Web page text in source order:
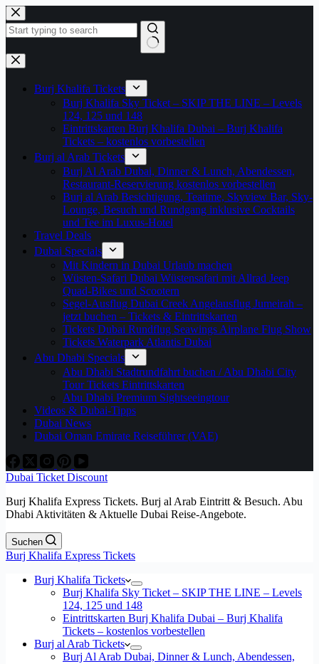
Zum
Inhalt
springen
Keine
Ergebnisse
Burj Khalifa Tickets
Burj Khalifa Sky Ticket – SKIP THE LINE – Levels
124, 125 und 148
Eintrittskarten Burj Khalifa Dubai – Burj Khalifa
Tickets – kostenlos vorbestellen
Burj al Arab Tickets
Burj Al Arab Dubai, Dinner & Lunch, Abendessen,
Restaurant-Reservierung kostenlos vorbestellen
Burj al Arab Besichtigung, Teatime, Skyview Bar, Sky-
Lounge, Besuch und Rundgang inklusive Cocktails
und Tee im Luxus-Hotel
Travel Deals
Dubai Specials
Mit Kindern in Dubai Urlaub machen
Wüsten-Safari Dubai Wüstensafari mit Allrad Jeep
Quad-Bikes und Scootern
Segel-Ausflug Dubai Creek Angelausflug Jumeirah –
jetzt buchen – Tickets & Eintrittskarten
Tickets Dubai Rundflug Seawings Airplane Flug Show
Tickets Waterpark Atlantis Dubai
Abu Dhabi Specials
Abu Dhabi Stadtrundfahrt buchen / Abu Dhabi City
Tour Tickets Eintrittskarten
Abu Dhabi Premium Sightseeingtour
Videos & Dubai-Tipps
Dubai News
Dubai Oman Emirate Reiseführer (VAE)
Dubai Ticket Discount
Burj Khalifa Express Tickets. Burj al Arab Eintritt & Besuch. Abu
Dhabi Aktivitäten & Aktuelle Dubai Reise-Angebote.
Suchen
Burj Khalifa Express Tickets
Burj Khalifa Tickets
Burj Khalifa Sky Ticket – SKIP THE LINE – Levels
124, 125 und 148
Eintrittskarten Burj Khalifa Dubai – Burj Khalifa
Tickets – kostenlos vorbestellen
Burj al Arab Tickets
Burj Al Arab Dubai, Dinner & Lunch, Abendessen,